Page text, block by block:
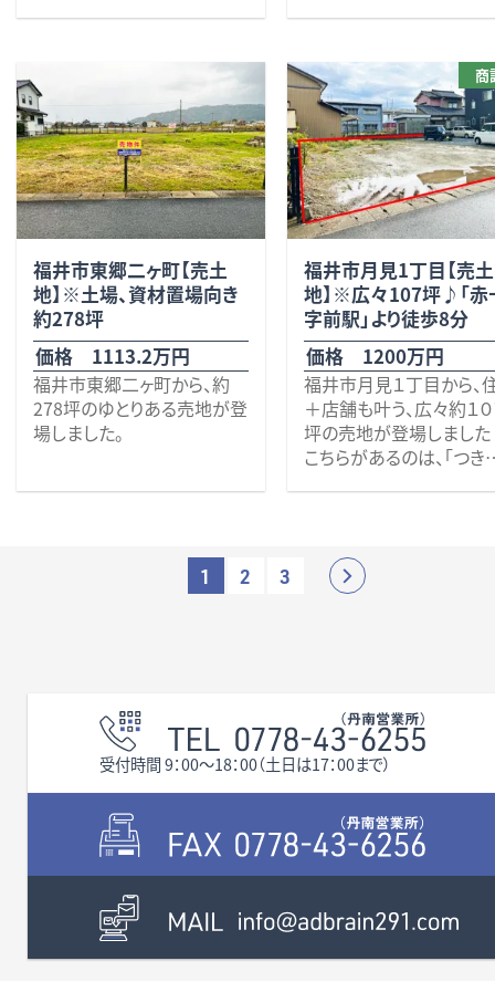
立地です。
コンパクトながらも無駄のな
いプランニングが可能。
利便性は欲しいけれど、落ち
着いた住環境も譲れない方
に是非オススメしたい一画
です！ 是非、いかがでしょう
か？ その他、些細なことでも
何でもお気軽にお問い合わ
せください。 お待ちしており
ます。 校区 宝永小学校
（徒歩7分・約450ｍ） ※敷
地内に上下水道設備あり。
※福井市郷土歴史博物館近
く。
スリのアオキ（6分）、公園（3
分）、郵便局（5分）、コインラ
ンドリー（6分）、飲食店 etc
… 生活に便利な施設が豊
富に揃います。 車を走らせれ
ば、福井赤十字病院まで３分
と安心な距離ですし、福井駅
へは約9分で到着しますよ♪
好で、公園通りへは車で1
分・フェニックス通りまで車
で3分で出られます。 土地面
積は、「約67坪」と街中であ
りながら、ゆったりと過ごせ
る十分な広さです！ 近郊で
お探しの方、是非いかがでし
ょうか？ その他、些細なこと
合わせください。 お待ちして
中学校(約1,600ｍ) ※下水
道引込みあり。上水道引込
は、 ・西公園、ローソン、
らーめん、ハイパーフィッ
４（徒歩３分）
・ポワール花月店、乾公園
（徒歩４分）
・ハニー食彩館西福井店
歩５分）
・福井大学、認定こども園
・福井商業高校、西部保
（徒歩７分） 等など、車なし
の生活も可能な程、商業
設や教育施設が豊富に
しています！ また、「松本通
り」・「花月橋通り」・「芦
道」に近く、
えちぜん鉄道『福大前西
井』駅へも徒歩４分♪
と、通勤・通学に便利な
間口約８ｍ。 上下水道・
ガス引込み済みの更地（
お待ちしております。
区 日新小学校、藤島中
校 えちぜん鉄道三国
線『福大前西福井』駅ま
歩4分、約280ｍ 福井鉄
『田原町』駅まで徒歩12
約850m
福井市東郷二ヶ町【売土
地】※土場、資材置場向き
約278坪
価格 1113.2万円
福井市東郷二ヶ町から、約
278坪のゆとりある売地が登
場しました。
敷地内には換地（水路）があ
県道180号線へ車で1分、国
福井エリアで資材置場をご
検討中の方に、特におすすめ
の土地です。
その他、気になる点やご相談
など、どんなことでもお気軽
にお問い合わせください。
皆さまからのお問い合わせ
を心よりお待ちしておりま
す。 ※敷地内に換地（水
路）あり、土場・資材置場向
商
福井市月見1丁目【売土
地】※広々107坪♪「赤
字前駅」より徒歩8分
価格 1200万円
福井市月見１丁目から、
＋店舗も叶う、広々約１
坪の売地が登場しまし
こちらがあるのは、「つき
◎豊小学校（徒歩８分）・
倫中学校（徒歩１３分）
◎公園（徒歩２分）、福井
◎フェニックス通りへ車
分（約２１０ｍ）
家族みんなが暮らしやす
住環境です♪ 【物件詳
◎敷地は約１０７坪、間
９．６６ｍと広々。
らせる広さ
「広めの敷地でゆったり
1 2 3
受付時間 9：00〜18：00（土日は17：00まで）